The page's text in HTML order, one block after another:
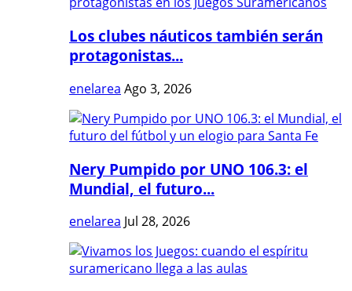
Los clubes náuticos también serán
protagonistas...
enelarea Ago 3, 2026
Nery Pumpido por UNO 106.3: el
Mundial, el futuro...
enelarea Jul 28, 2026